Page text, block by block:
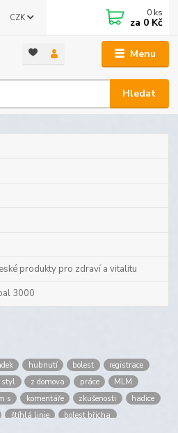
Menu
CZK
Hledat
0 ks
za 0 Kč
produkty pro zdraví a vitalitu
3000
hubnutí bolest
registrace
styl z domova práce
MLM
s komentáře zkušenosti
hadice
štíhlá linie
bolest břicha